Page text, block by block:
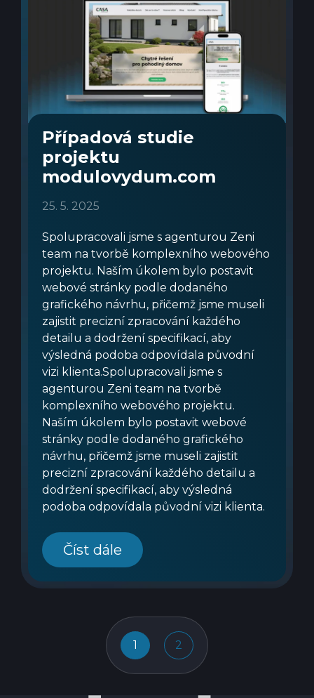
Případová studie
projektu
modulovydum.com
25. 5. 2025
Spolupracovali jsme s agenturou Zeni
team na tvorbě komplexního webového
projektu. Naším úkolem bylo postavit
webové stránky podle dodaného
grafického návrhu, přičemž jsme museli
zajistit precizní zpracování každého
detailu a dodržení specifikací, aby
výsledná podoba odpovídala původní
vizi klienta.Spolupracovali jsme s
agenturou Zeni team na tvorbě
komplexního webového projektu.
Naším úkolem bylo postavit webové
stránky podle dodaného grafického
návrhu, přičemž jsme museli zajistit
precizní zpracování každého detailu a
dodržení specifikací, aby výsledná
podoba odpovídala původní vizi klienta.
Číst dále
1 2